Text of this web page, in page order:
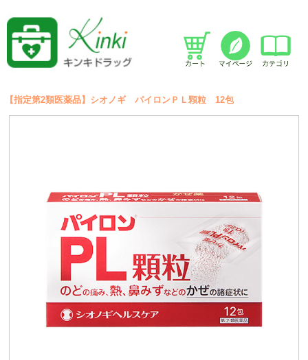
【指定第2類医薬品】シオノギ パイロンＰＬ顆粒 12包